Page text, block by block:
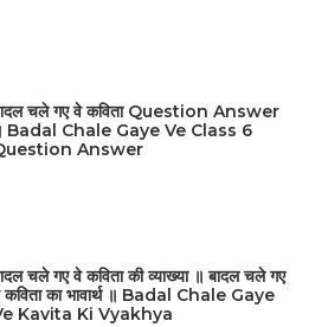
चले गए वे कविता Question Answer
Badal Chale Gaye Ve Class 6
Answer
चले गए वे कविता की व्याख्या ॥ बादल चले गए
कविता का भावार्थ ॥ Badal Chale Gaye
Kavita Ki Vyakhya